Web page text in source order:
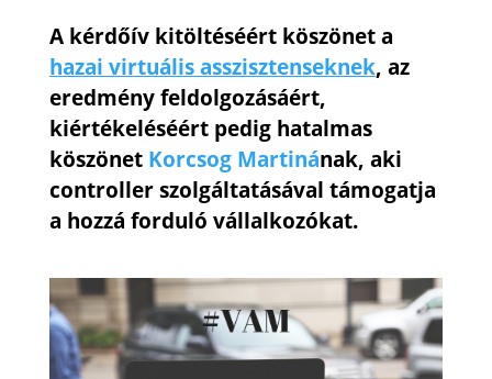
A kérdőív kitöltéséért köszönet a
hazai virtuális asszisztenseknek, az
eredmény feldolgozásáért,
kiértékeléséért pedig hatalmas
köszönet Korcsog Martinának, aki
controller szolgáltatásával támogatja
a hozzá forduló vállalkozókat.